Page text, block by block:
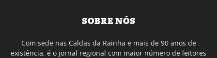
SOBRE NÓS
Com sede nas Caldas da Rainha e mais de 90 anos de
existência, é o jornal regional com maior número de leitores